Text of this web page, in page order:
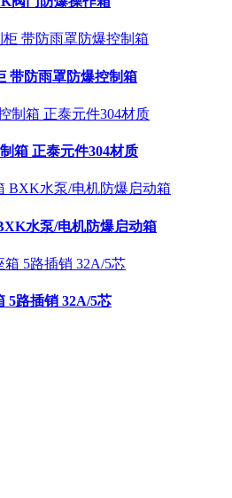
带防雨罩防爆控制箱
箱 正泰元件304材质
水泵/电机防爆启动箱
5路插销 32A/5芯